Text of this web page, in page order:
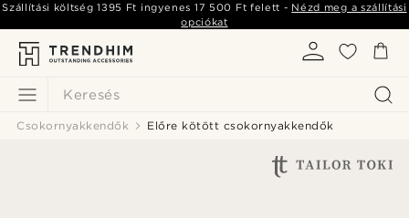
Keresés
Szállítási költség1395 Ft ingyenes 17 500 Ft felett - Nézd meg a szállítási
opciókat
Csokornyakkendők Előre kötött csokornyakkendők